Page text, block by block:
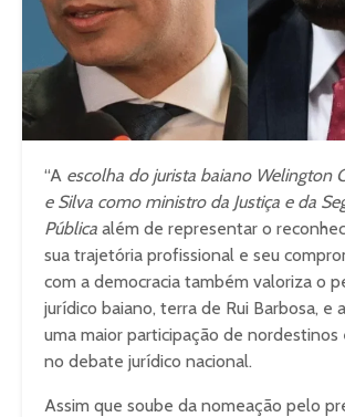
“A escolha do jurista baiano Welington
e Silva como ministro da Justiça e da
Pública além de representar o
sua trajetória profissional e seu
com a democracia também valoriza o
jurídico baiano, terra de Rui Barbosa, e
uma maior participação de nordestinos
no debate jurídico nacional.
Assim que soube da nomeação pelo